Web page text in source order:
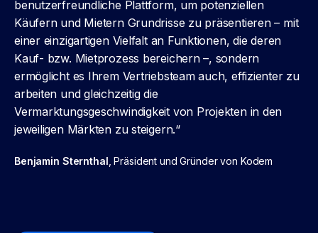
benutzerfreundliche Plattform, um potenziellen
Käufern und Mietern Grundrisse zu präsentieren – mit
einer einzigartigen Vielfalt an Funktionen, die deren
Kauf- bzw. Mietprozess bereichern –, sondern
ermöglicht es Ihrem Vertriebsteam auch, effizienter zu
arbeiten und gleichzeitig die
Vermarktungsgeschwindigkeit von Projekten in den
jeweiligen Märkten zu steigern.“
Benjamin Sternthal , Präsident und Gründer von Kodem